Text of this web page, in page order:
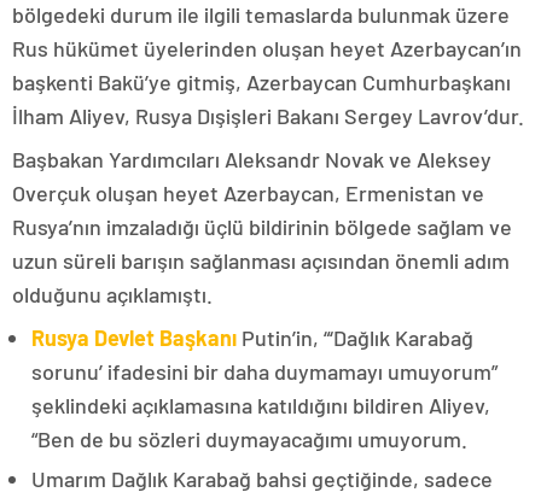
bölgedeki durum ile ilgili temaslarda bulunmak üzere
Rus hükümet üyelerinden oluşan heyet Azerbaycan’ın
başkenti Bakü’ye gitmiş, Azerbaycan Cumhurbaşkanı
İlham Aliyev, Rusya Dışişleri Bakanı Sergey Lavrov’dur.
Başbakan Yardımcıları Aleksandr Novak ve Aleksey
Overçuk oluşan heyet Azerbaycan, Ermenistan ve
Rusya’nın imzaladığı üçlü bildirinin bölgede sağlam ve
uzun süreli barışın sağlanması açısından önemli adım
olduğunu açıklamıştı.
Rusya Devlet Başkanı Putin’in, “‘Dağlık Karabağ
sorunu’ ifadesini bir daha duymamayı umuyorum”
şeklindeki açıklamasına katıldığını bildiren Aliyev,
“Ben de bu sözleri duymayacağımı umuyorum.
Umarım Dağlık Karabağ bahsi geçtiğinde, sadece